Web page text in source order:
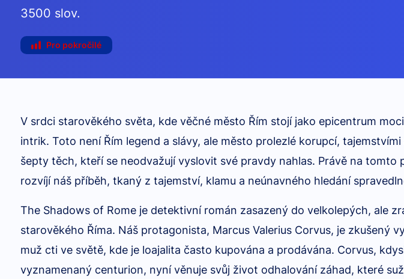
3500 slov.
Pro pokročilé
V srdci starověkého světa, kde věčné město Řím stojí jako epicentrum
intrik. Toto není Řím legend a slávy, ale město prolezlé korupcí,
šepty těch, kteří se neodvažují vyslovit své pravdy nahlas. Právě na tomto
rozvíjí náš příběh, tkaný z tajemství, klamu a neúnavného hledání
The Shadows of Rome je detektivní román zasazený do velkolepých, ale
starověkého Říma. Náš protagonista, Marcus Valerius Corvus, je zkušený
muž cti ve světě, kde je loajalita často kupována a prodávána. Corvus,
vyznamenaný centurion, nyní věnuje svůj život odhalování záhad, které